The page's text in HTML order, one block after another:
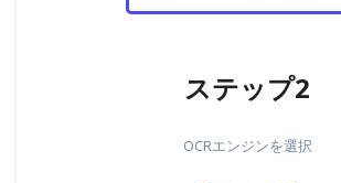
ステップ2
OCRエンジンを選択